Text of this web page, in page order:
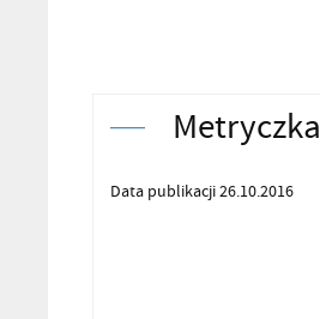
Metryczka
Data publikacji 26.10.2016